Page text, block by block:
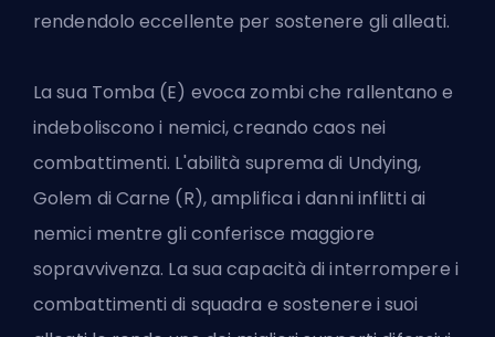
rendendolo eccellente per sostenere gli alleati.
La sua Tomba (E) evoca zombi che rallentano e
indeboliscono i nemici, creando caos nei
combattimenti. L'abilità suprema di Undying,
Golem di Carne (R), amplifica i danni inflitti ai
nemici mentre gli conferisce maggiore
sopravvivenza. La sua capacità di interrompere i
combattimenti di squadra e sostenere i suoi